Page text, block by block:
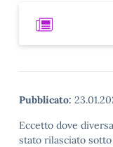
Pubblicato:
Eccetto dove
stato rilasciato